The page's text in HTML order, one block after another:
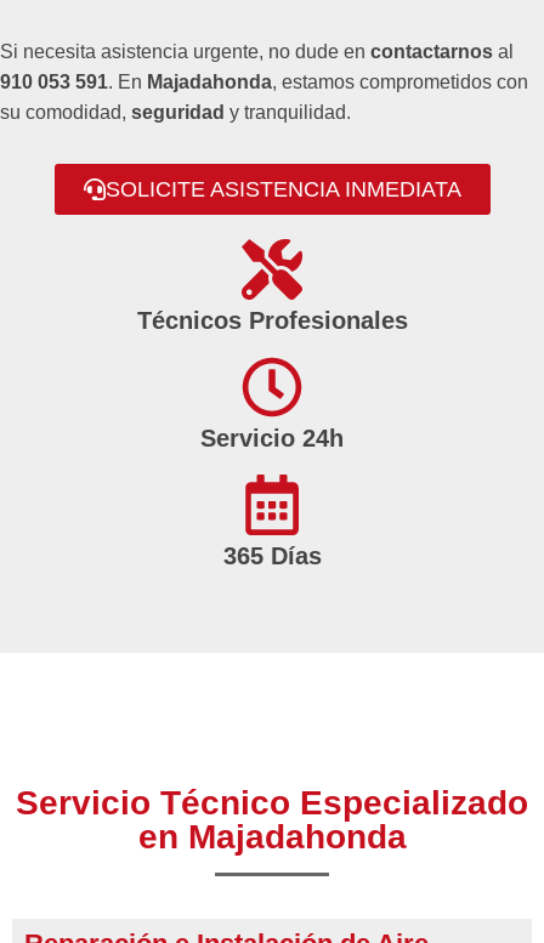
Si necesita asistencia urgente, no dude en contactarnos al
910 053 591. En Majadahonda, estamos comprometidos con
su comodidad, seguridad y tranquilidad.
SOLICITE ASISTENCIA INMEDIATA
Técnicos Profesionales
Servicio 24h
365 Días
Servicio Técnico Especializado
en Majadahonda